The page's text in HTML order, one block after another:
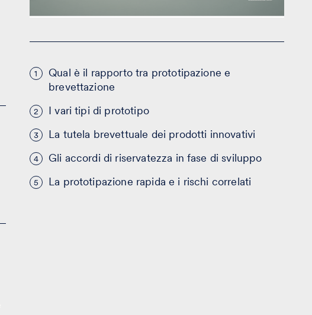
1
Qual è il rapporto tra prototipazione e
brevettazione
2 I vari tipi di prototipo
3 La tutela brevettuale dei prodotti innovativi
4 Gli accordi di riservatezza in fase di sviluppo
5 La prototipazione rapida e i rischi correlati